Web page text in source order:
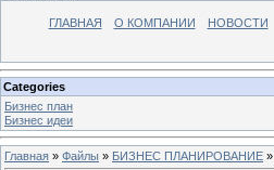
ГЛАВНАЯ О КОМПАНИИ НОВОСТИ
Categories
Бизнес план
Бизнес идеи
Главная » Файлы » БИЗНЕС ПЛАНИРОВАНИЕ »